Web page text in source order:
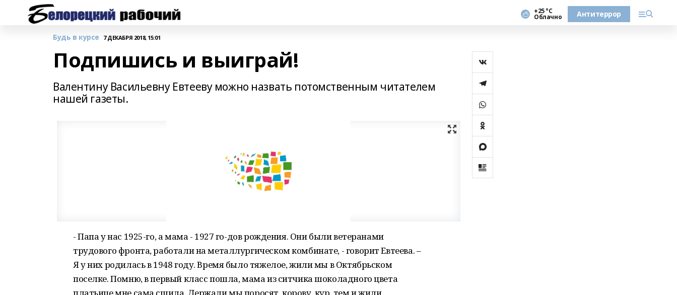
+25 °С
Облачно Антитеррор
Будь в курсе 7 ДЕКАБРЯ 2018, 15:01
Подпишись и выиграй!
Валентину Васильевну Евтееву можно назвать потомственным читателем
нашей газеты.
- Папа у нас 1925-го, а мама - 1927 го-дов рождения. Они были ветеранами
трудового фронта, работали на металлургическом комбинате, - говорит Евтеева. –
Я у них родилась в 1948 году. Время было тяжелое, жили мы в Октябрьском
поселке. Помню, в первый класс пошла, мама из ситчика шоколадного цвета